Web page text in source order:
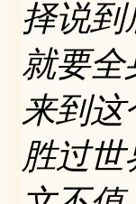
择说到
就要全
来到
胜过